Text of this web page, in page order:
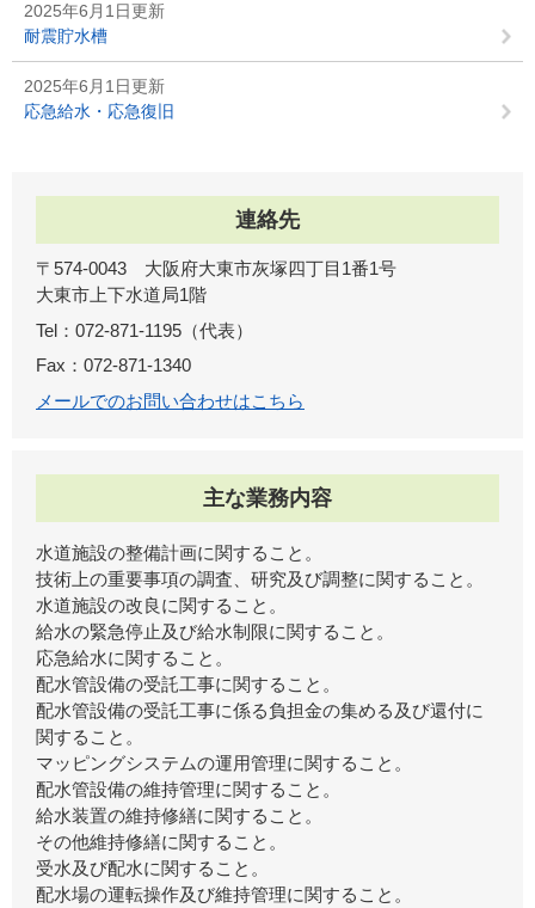
2025年6月1日更新
耐震貯水槽
2025年6月1日更新
応急給水・応急復旧
連絡先
〒574-0043 大阪府大東市灰塚四丁目1番1号
大東市上下水道局1階
Tel：072-871-1195
代表
Fax：072-871-1340
メールでのお問い合わせはこちら
主な業務内容
水道施設の整備計画に関すること。
技術上の重要事項の調査、研究及び調整に関すること。
水道施設の改良に関すること。
給水の緊急停止及び給水制限に関すること。
応急給水に関すること。
配水管設備の受託工事に関すること。
配水管設備の受託工事に係る負担金の集める及び還付に
関すること。
マッピングシステムの運用管理に関すること。
配水管設備の維持管理に関すること。
給水装置の維持修繕に関すること。
その他維持修繕に関すること。
受水及び配水に関すること。
配水場の運転操作及び維持管理に関すること。